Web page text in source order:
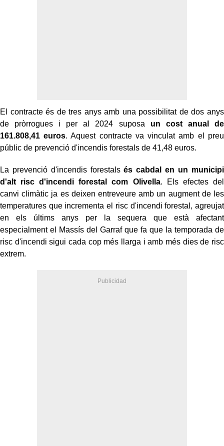
El contracte és de tres anys amb una possibilitat de dos anys
de pròrrogues i per al 2024 suposa un cost anual de
161.808,41 euros. Aquest contracte va vinculat amb el preu
públic de prevenció d'incendis forestals de 41,48 euros.
La prevenció d'incendis forestalsés cabdal en un municipi
d'alt risc d'incendi forestal com Olivella. Els efectes del
canvi climàtic ja es deixen entreveure amb un augment de les
temperatures que incrementa el risc d'incendi forestal, agreujat
en els últims anys per la sequera que està afectant
especialment el Massís del Garraf que fa que la temporada de
risc d'incendi sigui cada cop més llarga i amb més dies de risc
extrem.